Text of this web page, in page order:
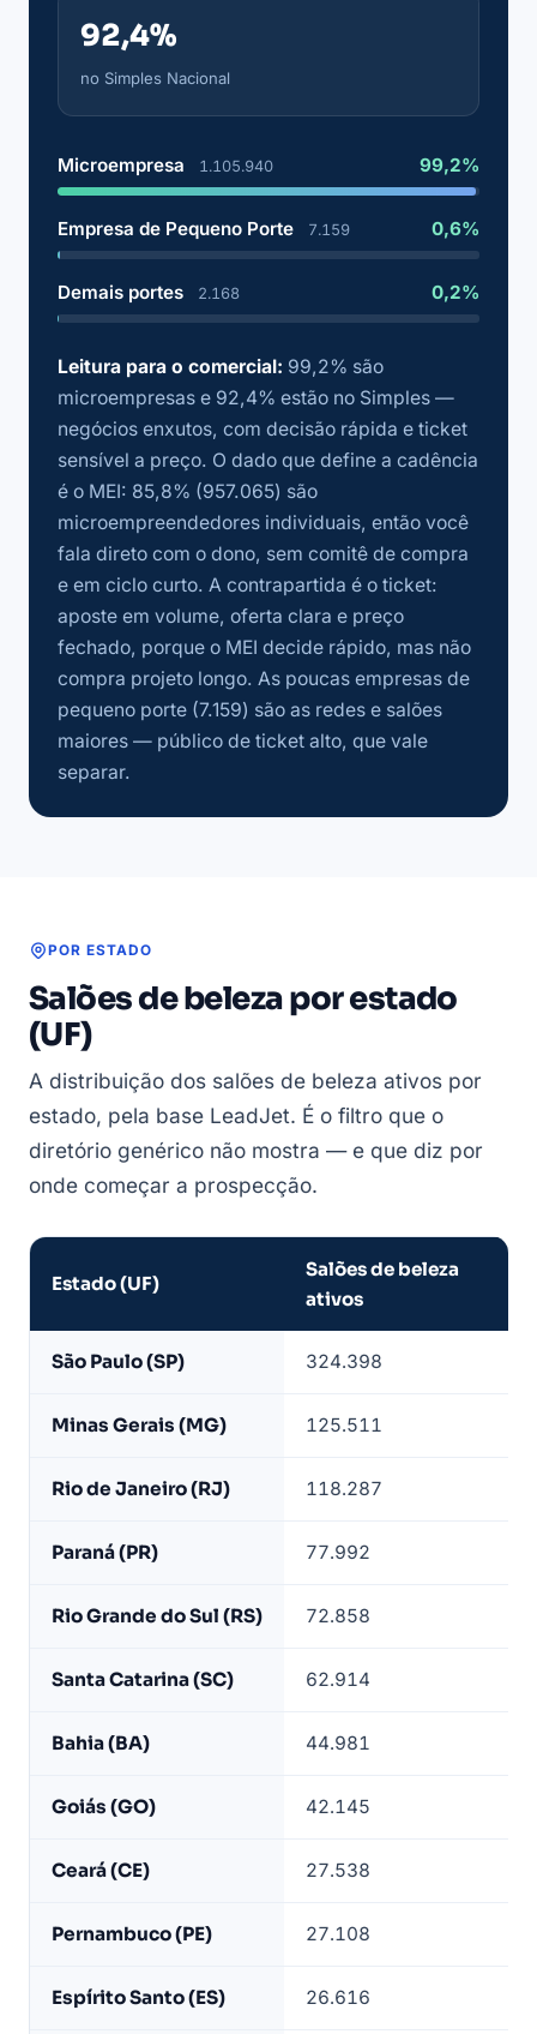
92,4%
no Simples Nacional
Microempresa 1.105.940 99,2%
Empresa de Pequeno Porte 7.159 0,6%
Demais portes 2.168 0,2%
Leitura para o comercial: 99,2% são
microempresas e 92,4% estão no Simples —
negócios enxutos, com decisão rápida e ticket
sensível a preço. O dado que define a cadência
é o MEI: 85,8% (957.065) são
microempreendedores individuais, então você
fala direto com o dono, sem comitê de compra
e em ciclo curto. A contrapartida é o ticket:
aposte em volume, oferta clara e preço
fechado, porque o MEI decide rápido, mas não
compra projeto longo. As poucas empresas de
pequeno porte (7.159) são as redes e salões
maiores — público de ticket alto, que vale
separar.
POR ESTADO
Salões de beleza por estado
(UF)
A distribuição dos salões de beleza ativos por
estado, pela base LeadJet. É o filtro que o
diretório genérico não mostra — e que diz por
onde começar a prospecção.
ativos
estado
base
Estado (UF)
Salões de beleza
ativos
São Paulo (SP) 324.398
Minas Gerais (MG) 125.511
Rio de Janeiro (RJ) 118.287
Paraná (PR) 77.992
Rio Grande do Sul (RS) 72.858
Santa Catarina (SC) 62.914
Bahia (BA) 44.981
Goiás (GO) 42.145
Ceará (CE) 27.538
Pernambuco (PE) 27.108
Espírito Santo (ES) 26.616